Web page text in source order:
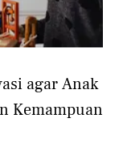
agar Anak
Kemampuan